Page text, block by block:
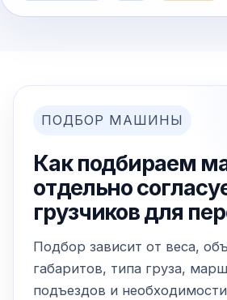
ПОДБОР МАШИНЫ
Как подбираем
отдельно
грузчиков для
Подбор зависит от веса,
габаритов, типа груза,
подъездов и